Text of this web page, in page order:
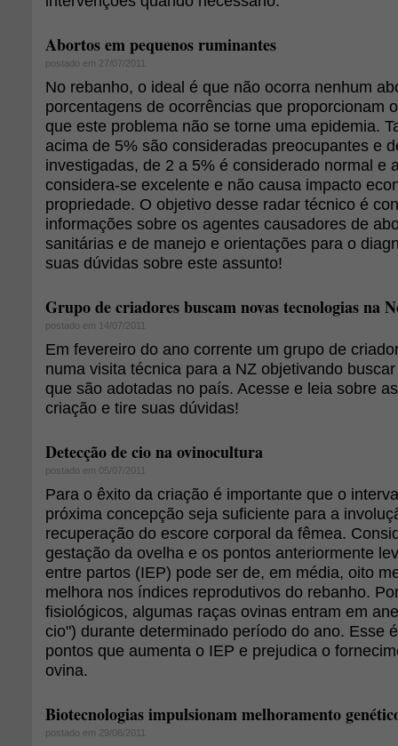
Abortos em pequenos ruminantes
postado em 27/07/2011
No rebanho, o ideal é que não ocorra nenhum
porcentagens de ocorrências que proporcionam
que este problema não se torne uma epidemia.
acima de 5% são consideradas preocupantes e
investigadas, de 2 a 5% é considerado normal e
considera-se excelente e não causa impacto
propriedade. O objetivo desse radar técnico é
informações sobre os agentes causadores de
sanitárias e de manejo e orientações para o
suas dúvidas sobre este assunto!
Grupo de criadores buscam novas tecnologias na
postado em 14/07/2011
Em fevereiro do ano corrente um grupo de
numa visita técnica para a NZ objetivando
que são adotadas no país. Acesse e leia sobre
criação e tire suas dúvidas!
Detecção de cio na ovinocultura
postado em 05/07/2011
Para o êxito da criação é importante que o
próxima concepção seja suficiente para a
recuperação do escore corporal da fêmea.
gestação da ovelha e os pontos anteriormente
entre partos (IEP) pode ser de, em média, oito
melhora nos índices reprodutivos do rebanho.
fisiológicos, algumas raças ovinas entram em
cio") durante determinado período do ano. Esse
pontos que aumenta o IEP e prejudica o
ovina.
Biotecnologias impulsionam melhoramento
postado em 29/06/2011